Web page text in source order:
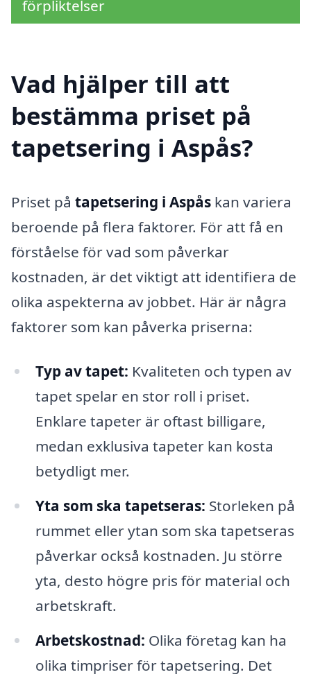
förpliktelser
Vad hjälper till att
bestämma priset på
tapetsering i Aspås?
Priset på tapetsering i Aspås kan variera
beroende på flera faktorer. För att få en
förståelse för vad som påverkar
kostnaden, är det viktigt att identifiera de
olika aspekterna av jobbet. Här är några
faktorer som kan påverka priserna:
Typ av tapet: Kvaliteten och typen av
tapet spelar en stor roll i priset.
Enklare tapeter är oftast billigare,
medan exklusiva tapeter kan kosta
betydligt mer.
Yta som ska tapetseras: Storleken på
rummet eller ytan som ska tapetseras
påverkar också kostnaden. Ju större
yta, desto högre pris för material och
arbetskraft.
Arbetskostnad: Olika företag kan ha
olika timpriser för tapetsering. Det